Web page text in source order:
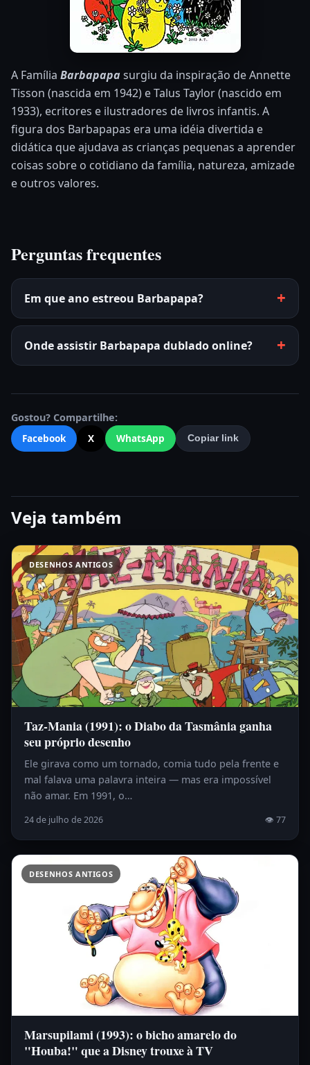
A Família Barbapapasurgiu da inspiração de Annette
Tisson (nascida em 1942) e Talus Taylor (nascido em
1933), ecritores e ilustradores de livros infantis. A
figura dos Barbapapas era uma idéia divertida e
didática que ajudava as crianças pequenas a aprender
coisas sobre o cotidiano da família, natureza, amizade
e outros valores.
Perguntas frequentes
Em que ano estreou Barbapapa?
Onde assistir Barbapapa dublado online?
Gostou? Compartilhe:
Facebook
X WhatsApp Copiar link
Veja também
DESENHOS ANTIGOS
Taz-Mania (1991): o Diabo da Tasmânia ganha
seu próprio desenho
Ele girava como um tornado, comia tudo pela frente e
mal falava uma palavra inteira — mas era impossível
não amar. Em 1991, o…
24 de julho de 2026 👁 77
DESENHOS ANTIGOS
Marsupilami (1993): o bicho amarelo do
"Houba!" que a Disney trouxe à TV